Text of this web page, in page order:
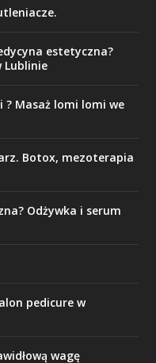
estetyczna?
Lublinie
Masaż lomi lomi we
Botox, mezoterapia
Odżywka i serum
pedicure w
wagę